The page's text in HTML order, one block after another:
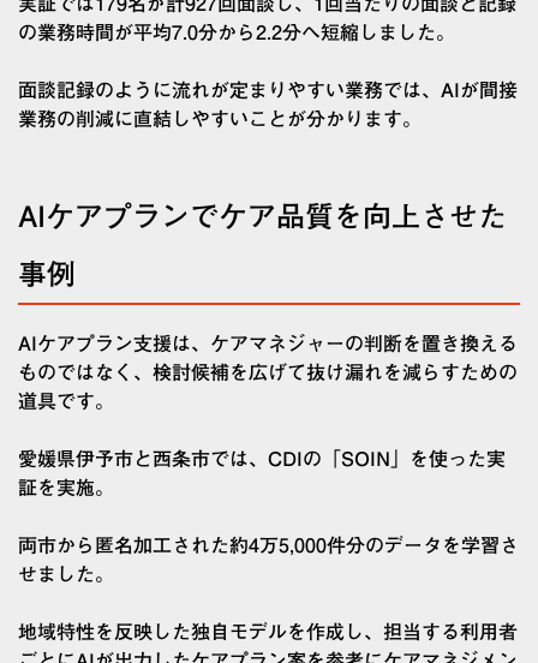
の業務時間が平均7.0分から2.2分へ短縮しました。
面談記録のように流れが定まりやすい業務では、AIが間接
業務の削減に直結しやすいことが分かります。
AIケアプランでケア品質を向上させた
事例
AIケアプラン支援は、ケアマネジャーの判断を置き換える
ものではなく、検討候補を広げて抜け漏れを減らすための
道具です。
愛媛県伊予市と西条市では、CDIの「SOIN」を使った実
証を実施。
両市から匿名加工された約4万5,000件分のデータを学習さ
せました。
地域特性を反映した独自モデルを作成し、担当する利用者